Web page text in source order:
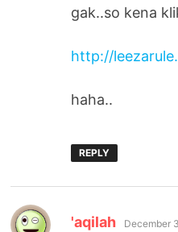
gak..so kena
http://
haha..
REPLY
'aqilah says:
December